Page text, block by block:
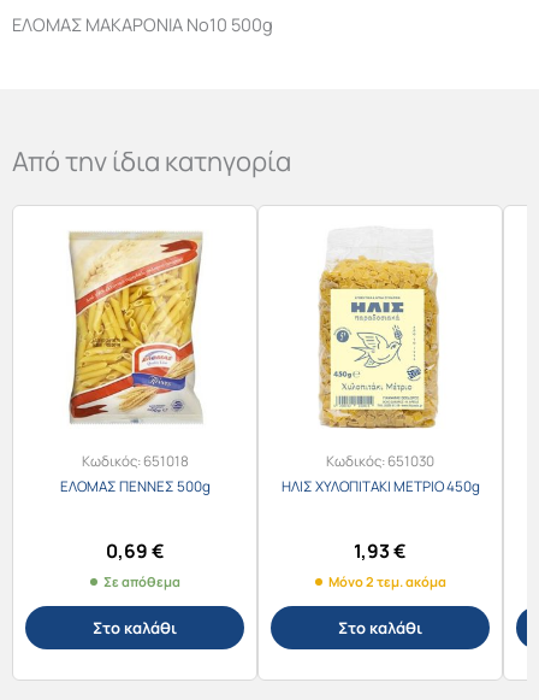
ΕΛΟΜΑΣ ΜΑΚΑΡΟΝΙΑ Νο10 500g
Από την ίδια κατηγορία
Κωδικός:651018
ΕΛΟΜΑΣ ΠΕΝΝΕΣ 500g
0,69€
Σε απόθεμα
Στο καλάθι
Κωδικός:651030
ΗΛΙΣ ΧΥΛΟΠΙΤΑΚΙ ΜΕΤΡΙΟ 450g
1,93€
Μόνο 2 τεμ. ακόμα
Στο καλάθι